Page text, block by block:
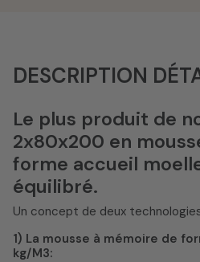
DESCRIPTION
Le plus produit de
2x80x200 en
forme accueil
équilibré.
Un concept de deux
1) La mousse à mémoire de
kg/M3: